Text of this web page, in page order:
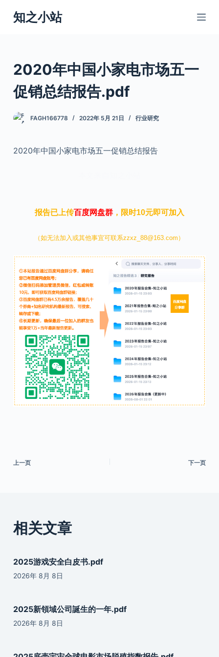
跳
过
知之小站
2020年中国小家电市场五一
促销总结报告.pdf
FAGH166778 2022年 5月 21日 行业研究
2020年中国小家电市场五一促销总结报告
报告已上传百度网盘群，限时10元即可加入
（如无法加入或其他事宜可联系zzxz_88@163.com）
上一页 下一页
相关文章
2025游戏安全白皮书.pdf
2026年 8月 8日
2025新領域公司誕生的一年.pdf
2026年 8月 8日